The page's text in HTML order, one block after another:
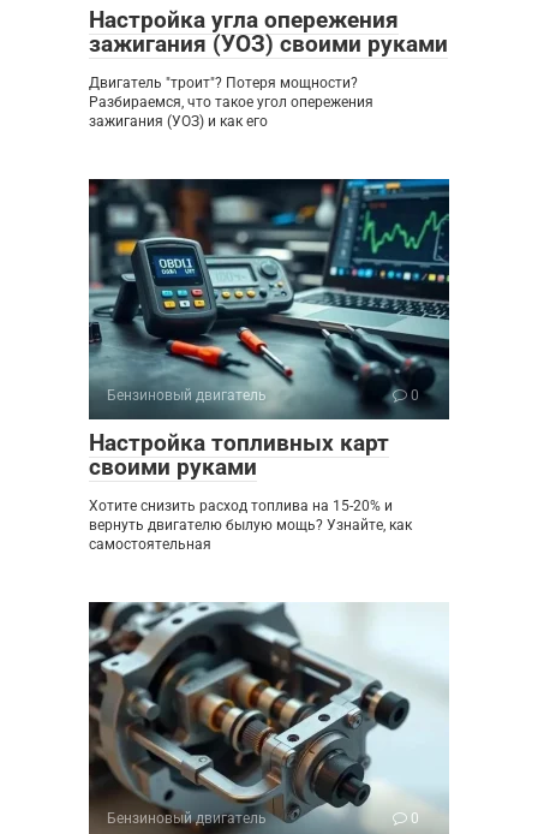
Настройка угла опережения
зажигания (УОЗ) своими руками
Двигатель "троит"? Потеря мощности?
Разбираемся, что такое угол опережения
зажигания (УОЗ) и как его
Бензиновый двигатель 0
Настройка топливных карт
своими руками
Хотите снизить расход топлива на 15-20% и
вернуть двигателю былую мощь? Узнайте, как
самостоятельная
Бензиновый двигатель 0